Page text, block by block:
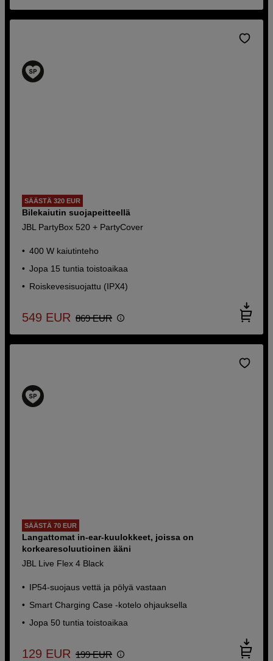
SÄÄSTÄ 320 EUR
Bilekaiutin suojapeitteellä
JBL PartyBox 520 + PartyCover
400 W kaiutinteho
Jopa 15 tuntia toistoaikaa
Roiskevesisuojattu (IPX4)
549 EUR 869 EUR
SÄÄSTÄ 70 EUR
Langattomat in-ear-kuulokkeet, joissa on
korkearesoluutioinen ääni
JBL Live Flex 4 Black
IP54-suojaus vettä ja pölyä vastaan
Smart Charging Case -kotelo ohjauksella
Jopa 50 tuntia toistoaikaa
129 EUR 199 EUR